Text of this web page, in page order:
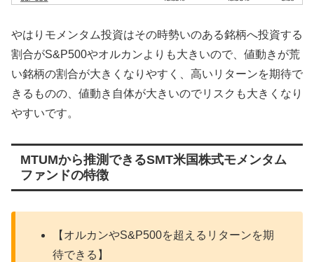
やはりモメンタム投資はその時勢いのある銘柄へ投資する
割合がS&P500やオルカンよりも大きいので、値動きが荒
い銘柄の割合が大きくなりやすく、高いリターンを期待で
きるものの、値動き自体が大きいのでリスクも大きくなり
やすいです。
MTUMから推測できるSMT米国株式モメンタム
ファンドの特徴
【オルカンやS&P500を超えるリターンを期
待できる】